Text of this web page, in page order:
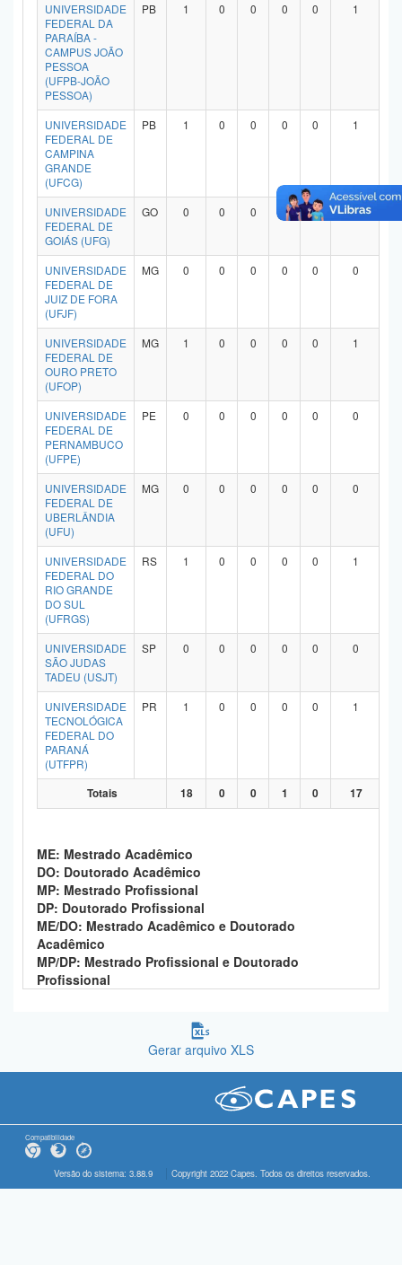
UNIVERSIDADE
FEDERAL DA
PARAÍBA -
CAMPUS JOÃO
PESSOA
(UFPB-JOÃO
PESSOA)
PB 1 0 0 0 0 1
UNIVERSIDADE
FEDERAL DE
CAMPINA
GRANDE
(UFCG)
PB 1 0 0 0 0 1
UNIVERSIDADE
FEDERAL DE
GOIÁS (UFG)
GO 0 0 0 0 0 0
UNIVERSIDADE
FEDERAL DE
JUIZ DE FORA
(UFJF)
MG 0 0 0 0 0 0
UNIVERSIDADE
FEDERAL DE
OURO PRETO
(UFOP)
MG 1 0 0 0 0 1
UNIVERSIDADE
FEDERAL DE
PERNAMBUCO
(UFPE)
PE 0 0 0 0 0 0
UNIVERSIDADE
FEDERAL DE
UBERLÂNDIA
(UFU)
MG 0 0 0 0 0 0
UNIVERSIDADE
FEDERAL DO
RIO GRANDE
DO SUL
(UFRGS)
RS 1 0 0 0 0 1
UNIVERSIDADE
SÃO JUDAS
TADEU (USJT)
SP 0 0 0 0 0 0
UNIVERSIDADE
TECNOLÓGICA
FEDERAL DO
PARANÁ
(UTFPR)
PR 1 0 0 0 0 1
Totais 18 0 0 1 0 17
ME: Mestrado Acadêmico
DO: Doutorado Acadêmico
MP: Mestrado Profissional
DP: Doutorado Profissional
ME/DO: Mestrado Acadêmico e Doutorado
Acadêmico
MP/DP: Mestrado Profissional e Doutorado
Profissional
Gerar arquivo XLS
Compatibilidade
Versão do sistema: 3.88.9 Copyright 2022 Capes. Todos os direitos reservados.